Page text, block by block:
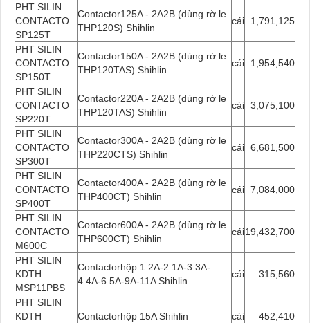
PHT SILIN
CONTACTO
SP125T
Contactor125A - 2A2B (dùng rờ le
THP120S) Shihlin
cái 1,791,125
PHT SILIN
CONTACTO
SP150T
Contactor150A - 2A2B (dùng rờ le
THP120TAS) Shihlin
cái 1,954,540
PHT SILIN
CONTACTO
SP220T
Contactor220A - 2A2B (dùng rờ le
THP120TAS) Shihlin
cái 3,075,100
PHT SILIN
CONTACTO
SP300T
Contactor300A - 2A2B (dùng rờ le
THP220CTS) Shihlin
cái 6,681,500
PHT SILIN
CONTACTO
SP400T
Contactor400A - 2A2B (dùng rờ le
THP400CT) Shihlin
cái 7,084,000
PHT SILIN
CONTACTO
M600C
Contactor600A - 2A2B (dùng rờ le
THP600CT) Shihlin
cái19,432,700
PHT SILIN
KDTH
MSP11PBS
Contactorhộp 1.2A-2.1A-3.3A-
4.4A-6.5A-9A-11A Shihlin
cái 315,560
PHT SILIN
KDTH
Contactorhộp 15A Shihlin cái 452,410